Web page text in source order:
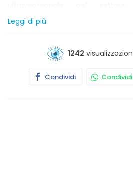
un'accogliente e semplice
profumi, suoni e materiali naturali,
Leggi di più
1242
Condividi Condividi